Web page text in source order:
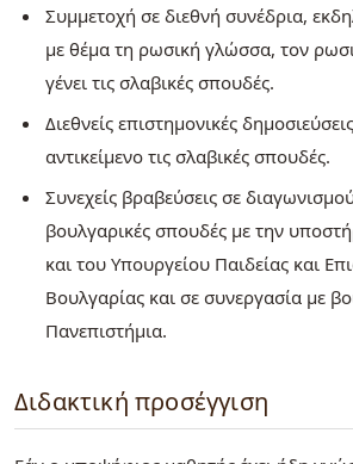
Συμμετοχή σε διεθνή συνέδρια,
με θέμα τη ρωσική γλώσσα, τον
γένει τις σλαβικές σπουδές.
Διεθνείς επιστημονικές
αντικείμενο τις σλαβικές σπουδές.
Συνεχείς βραβεύσεις σε
βουλγαρικές σπουδές με την
και του Υπουργείου Παιδείας και
Βουλγαρίας και σε συνεργασία με
Πανεπιστήμια.
Διδακτική προσέγγιση